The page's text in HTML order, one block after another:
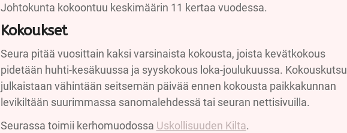
Johtokunta kokoontuu keskimäärin 11 kertaa vuodessa.
Kokoukset
Seura pitää vuosittain kaksi varsinaista kokousta, joista kevätkokous
pidetään huhti-kesäkuussa ja syyskokous loka-joulukuussa. Kokouskutsu
julkaistaan vähintään seitsemän päivää ennen kokousta paikkakunnan
levikiltään suurimmassa sanomalehdessä tai seuran nettisivuilla.
Seurassa toimii kerhomuodossa Uskollisuuden Kilta.